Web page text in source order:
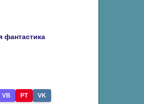
фантастика
VB PT VK